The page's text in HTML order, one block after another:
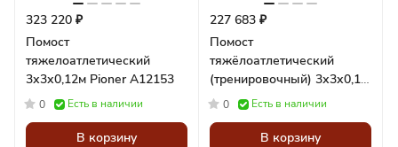
323 220 ₽
Помост
тяжелоатлетический
3х3х0,12м Pioner A12153
0 Есть в наличии
В корзину
227 683 ₽
Помост
тяжёлоатлетический
(тренировочный) 3х3х0,1
м Pioner A12028
0 Есть в наличии
В корзину